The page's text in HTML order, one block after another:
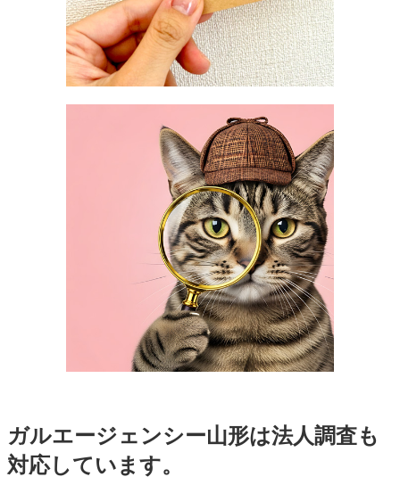
ガルエージェンシー山形は法人調査も
対応しています。